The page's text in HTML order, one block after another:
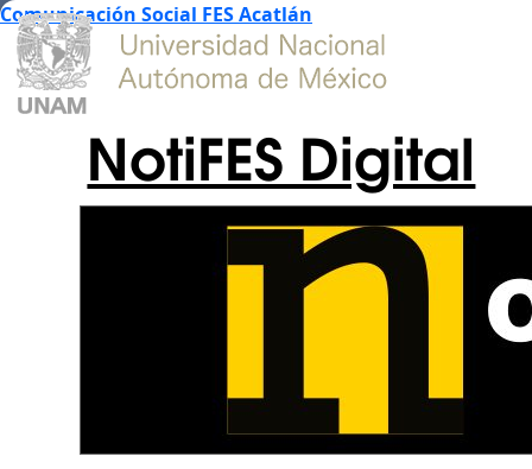
Comunicación Social FES Acatlán
NotiFES Digital